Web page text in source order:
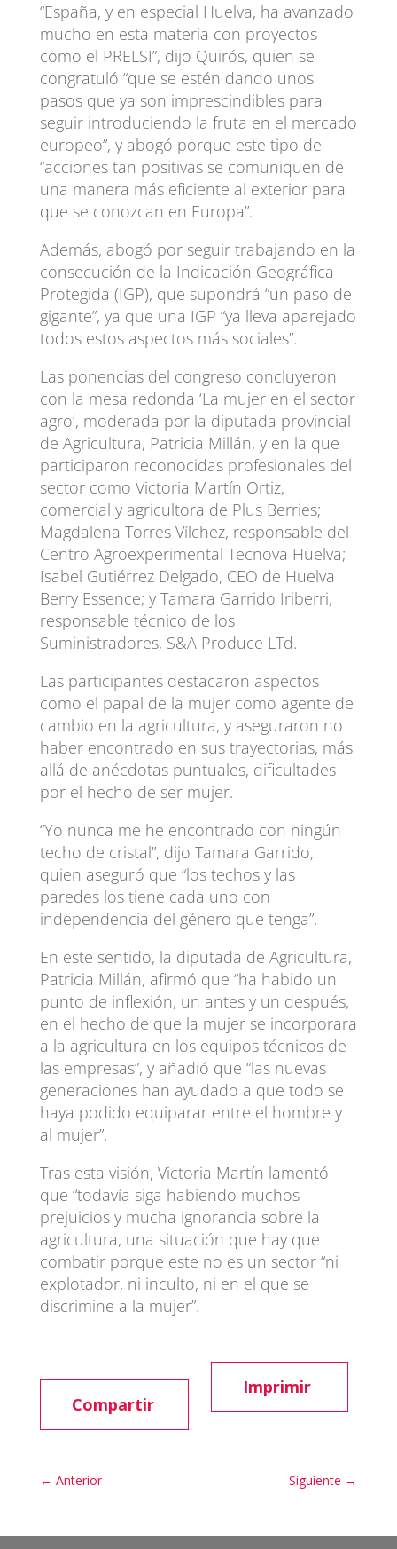
“España, y en especial Huelva, ha avanzado
mucho en esta materia con proyectos
como el PRELSI”, dijo Quirós, quien se
congratuló “que se estén dando unos
pasos que ya son imprescindibles para
seguir introduciendo la fruta en el mercado
europeo”, y abogó porque este tipo de
“acciones tan positivas se comuniquen de
una manera más eficiente al exterior para
que se conozcan en Europa”.
Además, abogó por seguir trabajando en la
consecución de la Indicación Geográfica
Protegida (IGP), que supondrá “un paso de
gigante”, ya que una IGP “ya lleva aparejado
todos estos aspectos más sociales”.
Las ponencias del congreso concluyeron
con la mesa redonda ‘La mujer en el sector
agro’, moderada por la diputada provincial
de Agricultura, Patricia Millán, y en la que
participaron reconocidas profesionales del
sector como Victoria Martín Ortiz,
comercial y agricultora de Plus Berries;
Magdalena Torres Vílchez, responsable del
Centro Agroexperimental Tecnova Huelva;
Isabel Gutiérrez Delgado, CEO de Huelva
Berry Essence; y Tamara Garrido Iriberri,
responsable técnico de los
Suministradores, S&A Produce LTd.
Las participantes destacaron aspectos
como el papal de la mujer como agente de
cambio en la agricultura, y aseguraron no
haber encontrado en sus trayectorias, más
allá de anécdotas puntuales, dificultades
por el hecho de ser mujer.
“Yo nunca me he encontrado con ningún
techo de cristal”, dijo Tamara Garrido,
quien aseguró que “los techos y las
paredes los tiene cada uno con
independencia del género que tenga”.
En este sentido, la diputada de Agricultura,
Patricia Millán, afirmó que “ha habido un
punto de inflexión, un antes y un después,
en el hecho de que la mujer se incorporara
a la agricultura en los equipos técnicos de
las empresas”, y añadió que “las nuevas
generaciones han ayudado a que todo se
haya podido equiparar entre el hombre y
al mujer”.
Tras esta visión, Victoria Martín lamentó
que “todavía siga habiendo muchos
prejuicios y mucha ignorancia sobre la
agricultura, una situación que hay que
combatir porque este no es un sector “ni
explotador, ni inculto, ni en el que se
discrimine a la mujer”.
Compartir
Imprimir
← Anterior Siguiente →